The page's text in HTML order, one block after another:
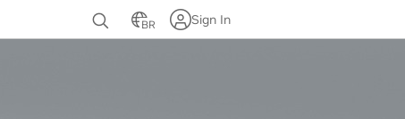
BR Sign In